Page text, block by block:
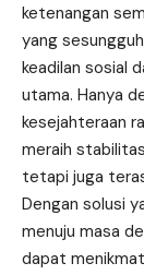
ketenangan
yang
keadilan sosial
utama. Hanya
kesejahteraan
meraih
tetapi juga
Dengan solusi
menuju masa
dapat